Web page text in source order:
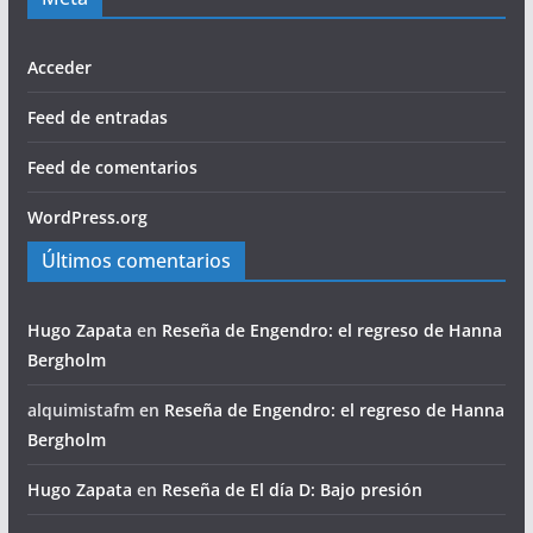
Acceder
Feed de entradas
Feed de comentarios
WordPress.org
Últimos comentarios
Hugo Zapata en Reseña de Engendro: el regreso de Hanna
Bergholm
alquimistafmen Reseña de Engendro: el regreso de Hanna
Bergholm
Hugo Zapata en Reseña de El día D: Bajo presión